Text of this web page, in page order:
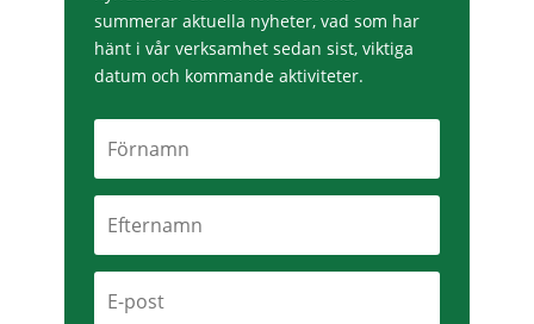
summerar aktuella nyheter, vad som har
hänt i vår verksamhet sedan sist, viktiga
datum och kommande aktiviteter.